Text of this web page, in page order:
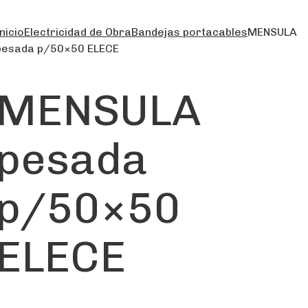
Electricidad de ObraBandejas portacablesMENSULA
p/50×50 ELECE
50×50